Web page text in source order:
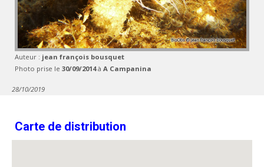
Auteur : jean françois bousquet
Photo prise le 30/09/2014à A Campanina
28/10/2019
Carte de distribution